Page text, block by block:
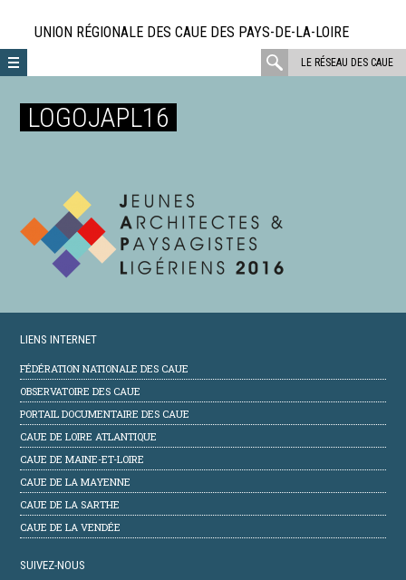
directement
au
contenu
UNION RÉGIONALE DES CAUE DES PAYS-DE-LA-LOIRE
LE RÉSEAU DES CAUE
rechercher
:
LOGOJAPL16
LIENS INTERNET
FÉDÉRATION NATIONALE DES CAUE
OBSERVATOIRE DES CAUE
PORTAIL DOCUMENTAIRE DES CAUE
CAUE DE LOIRE ATLANTIQUE
CAUE DE MAINE-ET-LOIRE
CAUE DE LA MAYENNE
CAUE DE LA SARTHE
CAUE DE LA VENDÉE
SUIVEZ-NOUS